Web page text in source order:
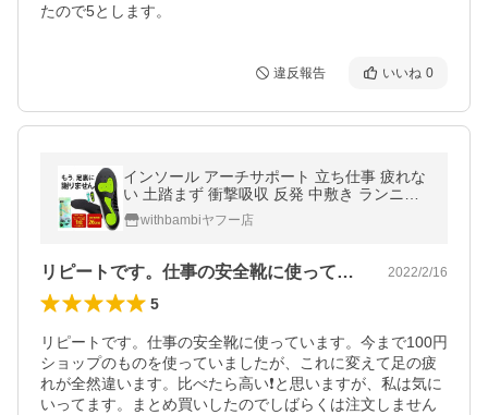
たので5とします。
違反報告 いいね 0
インソール アーチサポート 立ち仕事 疲れな
い 土踏まず 衝撃吸収 反発 中敷き ランニン
グ靴 偏平足 スポーツ 矯正 美脚 スニーカー
姿勢 爆買 ポイント利用
withbambiヤフー店
リピートです。仕事の安全靴に使っていま… 2022/2/16
5
リピートです。仕事の安全靴に使っています。今まで100円
ショップのものを使っていましたが、これに変えて足の疲
れが全然違います。比べたら高い❗️と思いますが、私は気に
いってます。まとめ買いしたのでしばらくは注文しません